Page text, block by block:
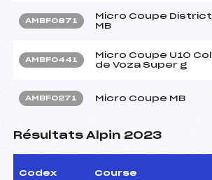
AMBF0871
Micro Coupe District
MB
AMBF0441
Micro Coupe U10 Col
de Voza Super g
AMBF0271 Micro Coupe MB
Résultats Alpin 2023
Codex Course